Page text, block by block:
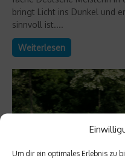
Um dir ein optimales Erlebnis zu
bringt Licht ins Dunkel und
sinnvoll ist....
Weiterlesen